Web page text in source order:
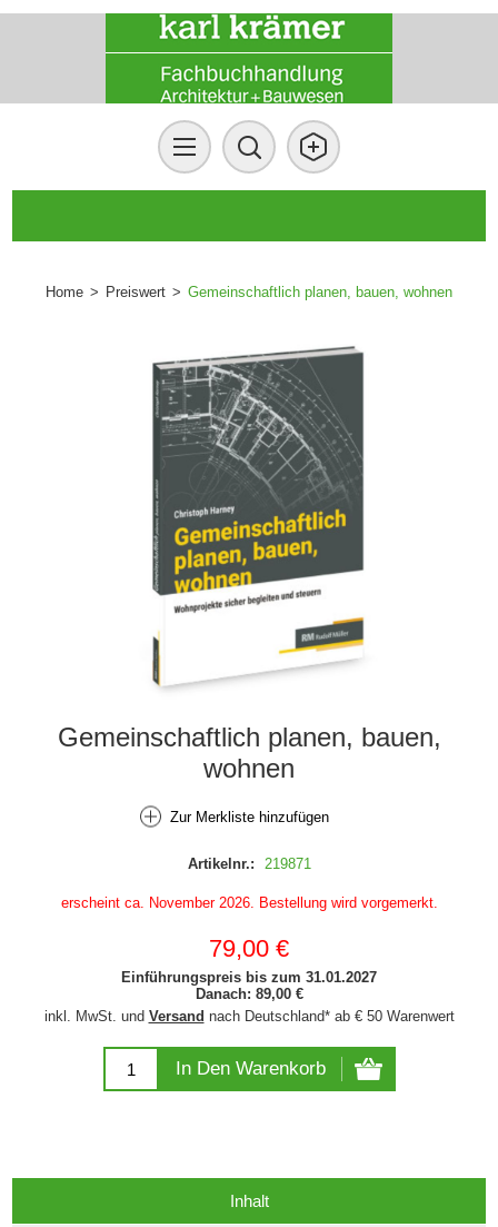
Home > Preiswert > Gemeinschaftlich planen, bauen, wohnen
Gemeinschaftlich planen, bauen,
wohnen
Zur Merkliste hinzufügen
Artikelnr.: 219871
erscheint ca. November 2026. Bestellung wird vorgemerkt.
79,00 €
Einführungspreis bis zum 31.01.2027
Danach: 89,00 €
inkl. MwSt. und Versand nach Deutschland* ab € 50 Warenwert
In Den Warenkorb
Inhalt